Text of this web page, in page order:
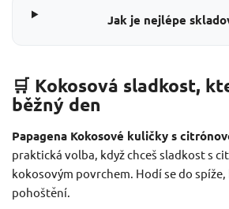
Jak je nejlépe
🛒 Kokosová sladkost,
běžný den
Papagena Kokosové kuličky s
praktická volba, když chceš sladkost s
kokosovým povrchem. Hodí se do spíže,
pohoštění.